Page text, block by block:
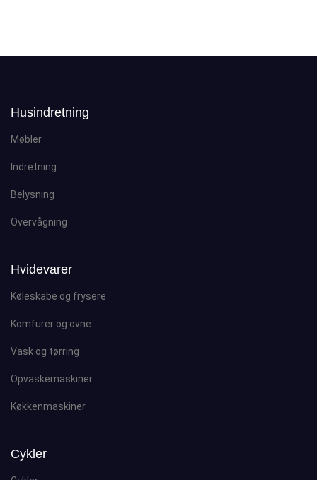
Husindretning
Møbler
Indretning
Belysning
Overvågning
Hvidevarer
Køleskabe og frysere
Komfurer og ovne
Vask og tørring
Opvaskemaskiner
Køkkenmaskiner
Cykler